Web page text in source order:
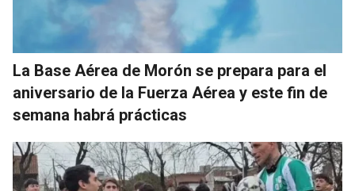
La Base Aérea de Morón se prepara para el
aniversario de la Fuerza Aérea y este fin de
semana habrá prácticas